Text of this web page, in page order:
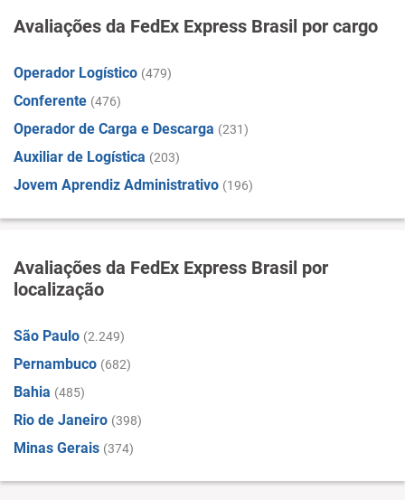
Avaliações da FedEx Express Brasil por cargo
Operador Logístico (479)
Conferente (476)
Operador de Carga e Descarga (231)
Auxiliar de Logística (203)
Jovem Aprendiz Administrativo (196)
Avaliações da FedEx Express Brasil por
localização
São Paulo (2.249)
Pernambuco (682)
Bahia (485)
Rio de Janeiro (398)
Minas Gerais (374)